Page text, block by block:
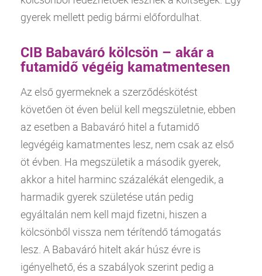
gyerek mellett pedig bármi előfordulhat.
CIB Babaváró kölcsön – akár a
futamidő végéig kamatmentesen
Az első gyermeknek a szerződéskötést
követően öt éven belül kell megszületnie, ebben
az esetben a Babaváró hitel a futamidő
legvégéig kamatmentes lesz, nem csak az első
öt évben. Ha megszületik a második gyerek,
akkor a hitel harminc százalékát elengedik, a
harmadik gyerek születése után pedig
egyáltalán nem kell majd fizetni, hiszen a
kölcsönből vissza nem térítendő támogatás
lesz. A Babaváró hitelt akár húsz évre is
igényelhető, és a szabályok szerint pedig a